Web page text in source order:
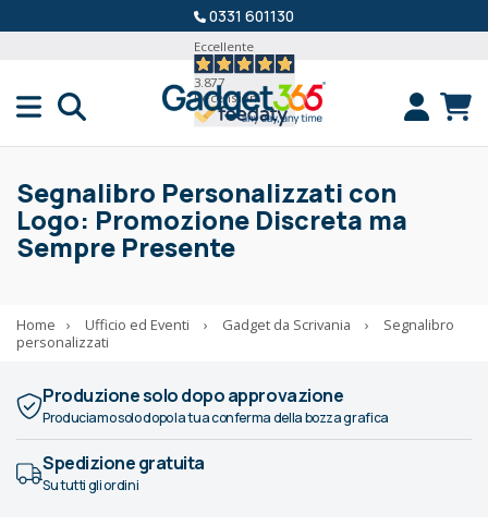
0331 601130
Eccellente
3.877
Recensioni
Segnalibro Personalizzati con
Logo: Promozione Discreta ma
Sempre Presente
Home › Ufficio ed Eventi › Gadget da Scrivania ›
Segnalibro
personalizzati
Produzione solo dopo approvazione
Produciamo solo dopo la tua conferma della bozza grafica
Spedizione gratuita
Su tutti gli ordini